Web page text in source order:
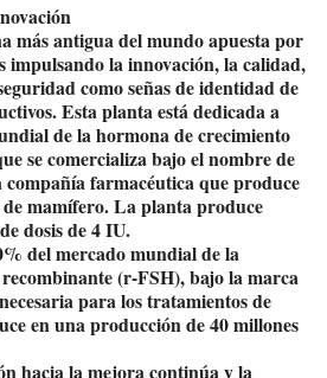
más antigua del mundo apuesta por
impulsando la innovación, la calidad,
como señas de identidad de
Esta planta está dedicada a
de la hormona de crecimiento
se comercializa bajo el nombre de
farmacéutica que produce
mamífero. La planta produce
dosis de 4 IU.
del mercado mundial de la
(r-FSH), bajo la marca
para los tratamientos de
en una producción de 40 millones
hacia la mejora continúa y la